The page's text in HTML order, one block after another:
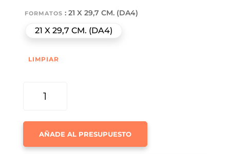
FORMATOS : 21 X 29,7 CM. (DA4)
21 X 29,7 CM. (DA4)
LIMPIAR
RÍGIDA
CANTIDAD
AÑADE AL PRESUPUESTO